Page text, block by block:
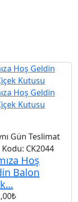
Gün Teslimat
CK2044
Hoş
Balon
,00₺